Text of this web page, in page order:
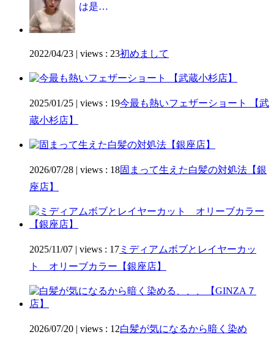
は是…
2022/04/23 | views : 23初めまして
2025/01/25 | views : 19今最も熱いフェザーショート 【武
蔵小杉店】
2026/07/28 | views : 18固まって生えた白髪の対処法【銀
座店】
2025/11/07 | views : 17 ミディアムボブとレイヤーカッ
ト オリーブカラー【銀座店】
2026/07/20 | views : 12白髪が気になるから暗く染め